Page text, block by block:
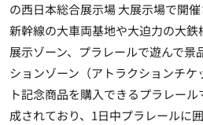
の西日本総合展示場 大展示場で開催
新幹線の大車両基地や大迫力の大
展示ゾーン、プラレールで遊んで景
ションゾーン（アトラクションチ
ト記念商品を購入できるプラレー
成されており、1日中プラレールに